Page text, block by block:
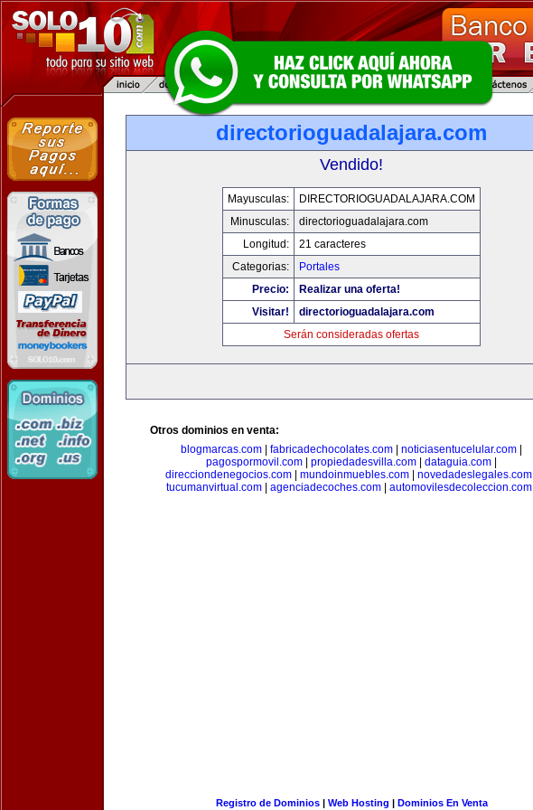
directorioguadalajara.com
Vendido!
Mayusculas:
DIRECTORIOGUADALAJARA.COM
Minusculas:
directorioguadalajara.com
Longitud:
21 caracteres
Categorias:
Portales
Precio:
Realizar una oferta!
Visitar!
directorioguadalajara.com
Serán consideradas ofertas
Otros dominios en venta:
blogmarcas.com
fabricadechocolates.com noticiasentucelular.com
pagospormovil.com
propiedadesvilla.com dataguia.com
direcciondenegocios.com
mundoinmuebles.com novedadeslegales.com
tucumanvirtual.com| agenciadecoches.com| automovilesdecoleccion.com|
Registro de Dominios| Web Hosting | Dominios En Venta